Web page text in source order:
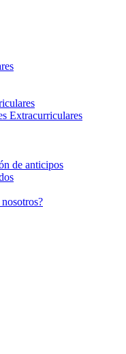
Extracurriculares
de anticipos